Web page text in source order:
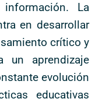
La
en desarrollar
crítico y
un aprendizaje
evolución
educativas